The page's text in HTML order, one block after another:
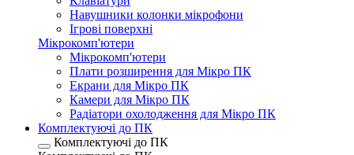
Навушники колонки мікрофони
Ігрові поверхні
Мікрокомп'ютери
Мікрокомп'ютери
Плати розширення для Мікро ПК
Екрани для Мікро ПК
Камери для Мікро ПК
Радіатори охолодження для Мікро ПК
Комплектуючі до ПК
Комплектуючі до ПК